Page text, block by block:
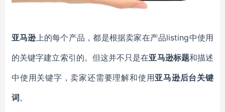
亚马逊上的每个产品，都是根据卖家在产品listing中使用
的关键字建立索引的。但这并不只是在亚马逊标题和描述
中使用关键字，卖家还需要理解和使用亚马逊后台关键
词。